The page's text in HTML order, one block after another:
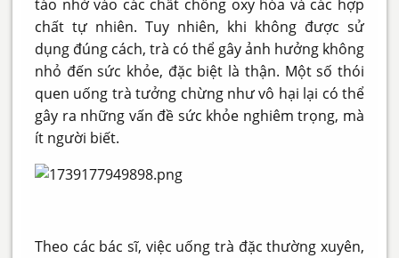
táo nhờ vào các chất chống oxy hóa và các hợp
chất tự nhiên. Tuy nhiên, khi không được sử
dụng đúng cách, trà có thể gây ảnh hưởng không
nhỏ đến sức khỏe, đặc biệt là thận. Một số thói
quen uống trà tưởng chừng như vô hại lại có thể
gây ra những vấn đề sức khỏe nghiêm trọng, mà
ít người biết.
Theo các bác sĩ, việc uống trà đặc thường xuyên,